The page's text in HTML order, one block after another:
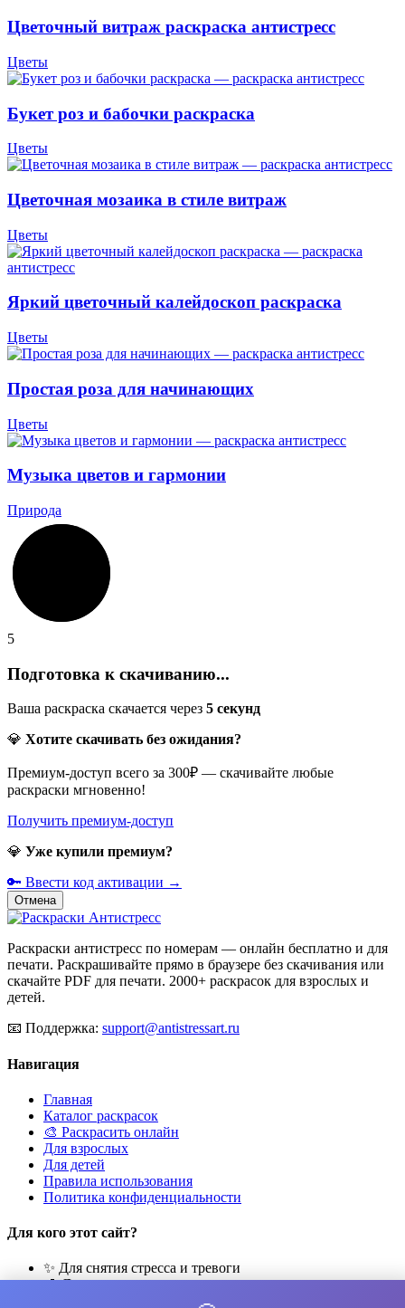
Цветочный витраж раскраска антистресс
Цветы
Букет роз и бабочки раскраска
Цветы
Цветочная мозаика в стиле витраж
Цветы
Яркий цветочный калейдоскоп раскраска
Цветы
Простая роза для начинающих
Цветы
Музыка цветов и гармонии
Природа
5
Подготовка к скачиванию...
Ваша раскраска скачается через 5 секунд
💎 Хотите скачивать без ожидания?
Премиум-доступ всего за 300₽ — скачивайте любые
раскраски мгновенно!
Получить премиум-доступ
💎 Уже купили премиум?
🔑 Ввести код активации →
Отмена
Раскраски антистресс по номерам — онлайн бесплатно и для
печати. Раскрашивайте прямо в браузере без скачивания или
скачайте PDF для печати. 2000+ раскрасок для взрослых и
детей.
📧 Поддержка: support@antistressart.ru
Навигация
Главная
Каталог раскрасок
🎨 Раскрасить онлайн
Для взрослых
Для детей
Правила использования
Политика конфиденциальности
Для кого этот сайт?
✨ Для снятия стресса и тревоги
🎨 Для развития креативности
🧘 Для медитации и расслабления